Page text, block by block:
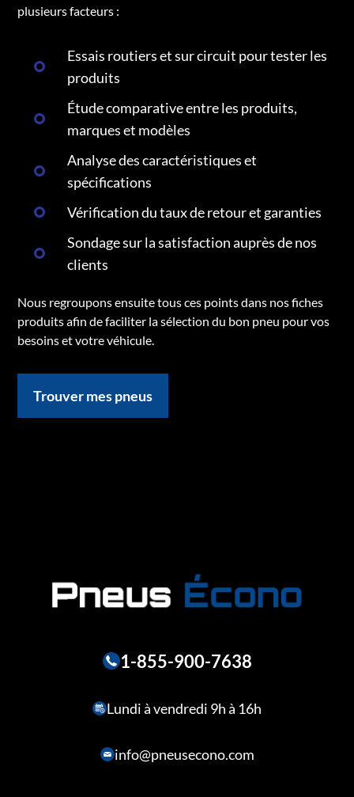
plusieurs facteurs :
Essais routiers et sur circuit pour tester les
produits
Étude comparative entre les produits,
marques et modèles
Analyse des caractéristiques et
spécifications
Vérification du taux de retour et garanties
Sondage sur la satisfaction auprès de nos
clients
Nous regroupons ensuite tous ces points dans nos fiches
produits afin de faciliter la sélection du bon pneu pour vos
besoins et votre véhicule.
Trouver mes pneus
1-855-900-7638
Lundi à vendredi 9h à 16h
info@pneusecono.com